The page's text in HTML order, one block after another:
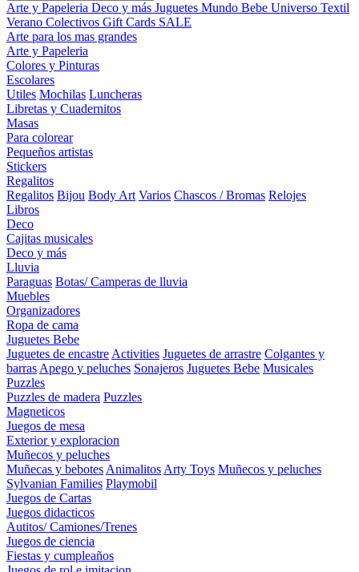
Arte y Papeleria Deco y más Juguetes Mundo Bebe Universo Textil
Verano Colectivos Gift Cards SALE
Arte para los mas grandes
Arte y Papeleria
Colores y Pinturas
Escolares
Utiles Mochilas Luncheras
Libretas y Cuadernitos
Masas
Para colorear
Pequeños artistas
Stickers
Regalitos
Regalitos Bijou Body Art Varios Chascos / Bromas Relojes
Libros
Deco
Cajitas musicales
Deco y más
Lluvia
Paraguas Botas/ Camperas de lluvia
Muebles
Organizadores
Ropa de cama
Juguetes Bebe
Juguetes de encastre Activities Juguetes de arrastre Colgantes y
barras Apego y peluches Sonajeros Juguetes Bebe Musicales
Puzzles
Puzzles de madera Puzzles
Magneticos
Juegos de mesa
Exterior y exploracion
Muñecos y peluches
Muñecas y bebotes Animalitos Arty Toys Muñecos y peluches
Sylvanian Families Playmobil
Juegos de Cartas
Juegos didacticos
Autitos/ Camiones/Trenes
Juegos de ciencia
Fiestas y cumpleaños